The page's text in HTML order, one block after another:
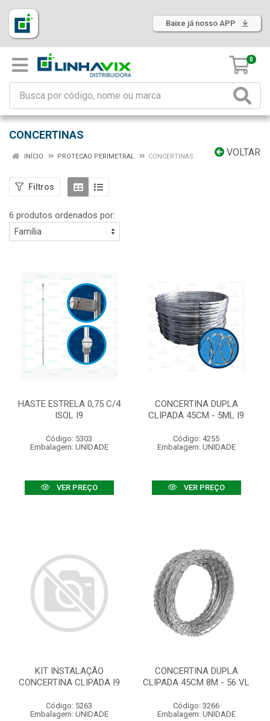
Baixe já nosso APP
0
CONCERTINAS
VOLTAR
INÍCIO PROTECAO PERIMETRAL CONCERTINAS
Filtros
6 produtos ordenados por:
HASTE ESTRELA 0,75 C/4
ISOL I9
Código: 5303
Embalagem: UNIDADE
VER PREÇO
CONCERTINA DUPLA
CLIPADA 45CM - 5ML I9
Código: 4255
Embalagem: UNIDADE
VER PREÇO
KIT INSTALAÇÃO
CONCERTINA CLIPADA I9
Código: 5263
Embalagem: UNIDADE
CONCERTINA DUPLA
CLIPADA 45CM 8M - 56 VL
Código: 3266
Embalagem: UNIDADE